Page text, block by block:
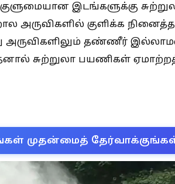
இடங்களுக்கு
அருவிகளில் குளிக்க நினைத்த
அருவிகளிலும் தண்ணீர்
சுற்றுலா பயணிகள்
முதன்மைத்